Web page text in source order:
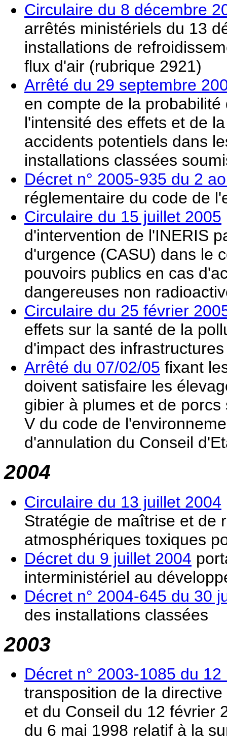
Circulaire du 8 décembre
arrêtés ministériels du 13
installations de
flux d'air (rubrique 2921)
Arrêté du 29 septembre
en compte de la
l'intensité des effets et de
accidents potentiels dans
installations classées
Décret n° 2005-935 du 2
réglementaire du code de
Circulaire du 15 juillet 2005
d'intervention de l'INERIS
d'urgence (CASU) dans le
pouvoirs publics en cas
dangereuses non
Circulaire du 25 février
effets sur la santé de la
d'impact des
Arrêté du 07/02/05 fixant
doivent satisfaire les
gibier à plumes et de
V du code de
d'annulation du Conseil
2004
Circulaire du 13 juillet 2004
Stratégie de maîtrise et de
atmosphériques toxiques
Décret du 9 juillet 2004
interministériel au
Décret n° 2004-645 du 30
des installations classées
2003
Décret n° 2003-1085 du
transposition de la
et du Conseil du 12 février
du 6 mai 1998 relatif à la